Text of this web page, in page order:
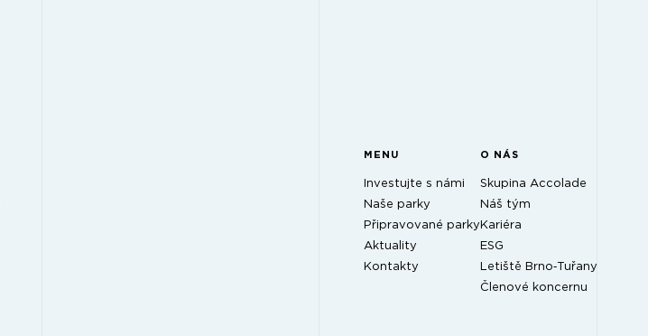
MENU
Investujte s námi
Naše parky
Připravované parky
Aktuality
Kontakty
O NÁS
Skupina Accolade
Náš tým
Kariéra
ESG
Letiště Brno‑Tuřany
Členové koncernu